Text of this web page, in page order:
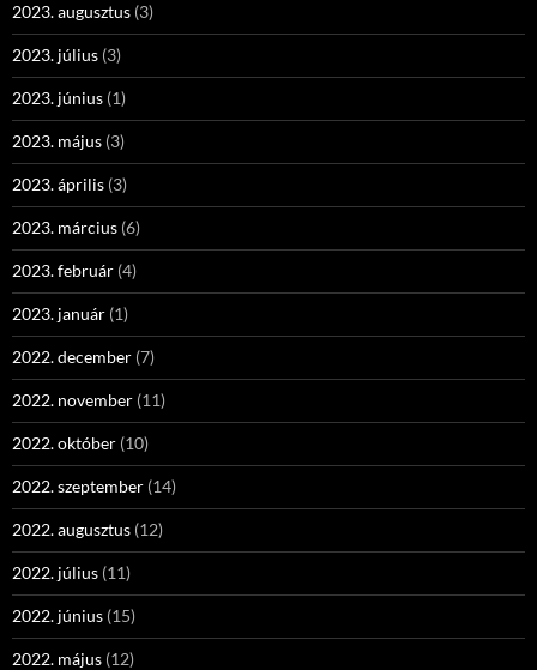
2023. augusztus (3)
2023. július (3)
2023. június (1)
2023. május (3)
2023. április (3)
2023. március (6)
2023. február (4)
2023. január (1)
2022. december (7)
2022. november (11)
2022. október (10)
2022. szeptember (14)
2022. augusztus (12)
2022. július (11)
2022. június (15)
2022. május (12)